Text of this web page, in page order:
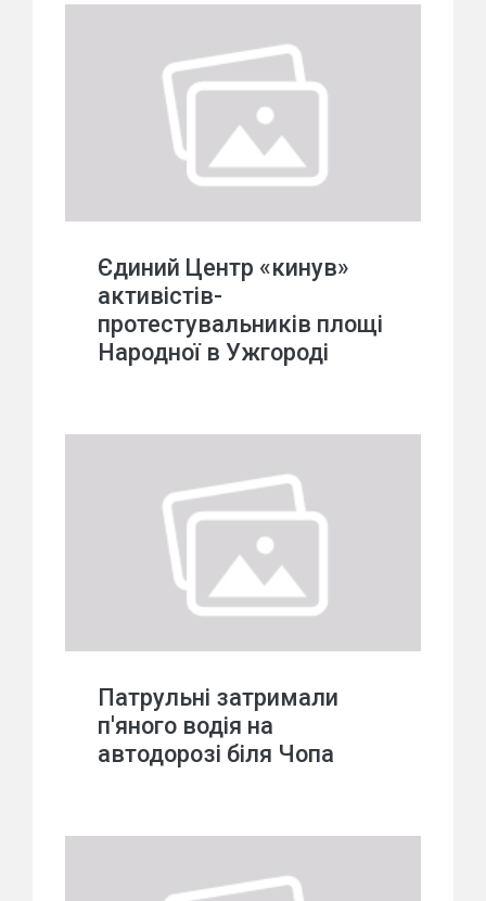
Єдиний Центр «кинув»
активістів-
протестувальників площі
Народної в Ужгороді
Патрульні затримали
п'яного водія на
автодорозі біля Чопа